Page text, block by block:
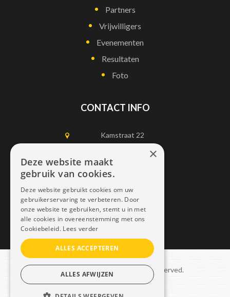
Partners
Vrijwilligers
Evenementen
Resultaten
Foto
CONTACT INFO
Kamstraat 22
1750 Lennik
0497452898
info@dais.be
Copyright © 2021 Dais. All rights reserved.
Sitemap–GDPR
×
Deze website maakt
gebruik van cookies.
Deze website gebruikt cookies om uw
gebruikerservaring te verbeteren. Door
onze website te gebruiken, stemt u in met
alle cookies in overeenstemming met ons
Cookiebeleid. Lees verder
ALLES ACCEPTEREN
ALLES AFWIJZEN